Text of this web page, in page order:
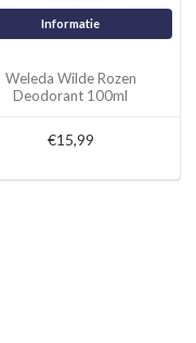
Informatie
Weleda Wilde Rozen
Deodorant 100ml
€15,99